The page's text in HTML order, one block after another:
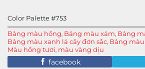
Color Palette #753
Bảng màu hồng, Bảng màu xám, Bảng
Bảng màu xanh lá cây đơn sắc, Bảng
Màu hồng tươi, màu vàng dịu
facebook